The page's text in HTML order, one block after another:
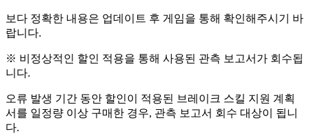
보다 정확한 내용은 업데이트 후 게임을 통해 확인해주시기 바
랍니다.
※ 비정상적인 할인 적용을 통해 사용된 관측 보고서가 회수됩
니다.
오류 발생 기간 동안 할인이 적용된 브레이크 스킬 지원 계획
서를 일정량 이상 구매한 경우, 관측 보고서 회수 대상이 됩니
다.